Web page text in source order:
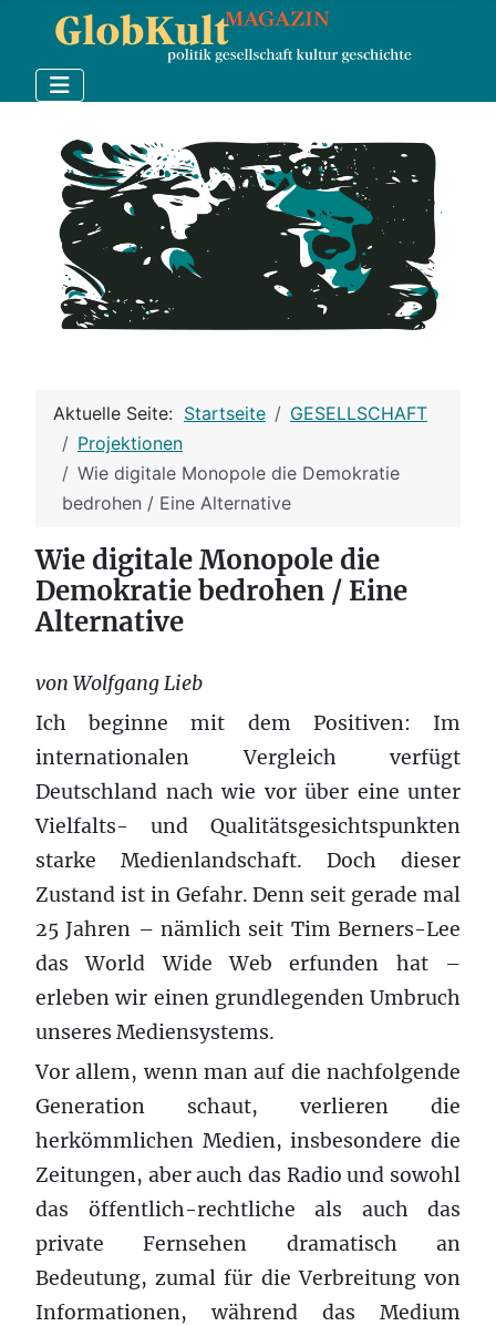
Aktuelle Seite: Startseite
GESELLSCHAFT
Projektionen
Wie digitale Monopole die Demokratie
bedrohen / Eine Alternative
Wie digitale Monopole die
Demokratie bedrohen / Eine
Alternative
von Wolfgang Lieb
Ich beginne mit dem Positiven: Im
internationalen Vergleich verfügt
Deutschland nach wie vor über eine unter
Vielfalts- und Qualitätsgesichtspunkten
starke Medienlandschaft. Doch dieser
Zustand ist in Gefahr. Denn seit gerade mal
25 Jahren – nämlich seit Tim Berners-Lee
das World Wide Web erfunden hat –
erleben wir einen grundlegenden Umbruch
unseres Mediensystems.
Vor allem, wenn man auf die nachfolgende
Generation schaut, verlieren die
herkömmlichen Medien, insbesondere die
Zeitungen, aber auch das Radio und sowohl
das öffentlich-rechtliche als auch das
private Fernsehen dramatisch an
Bedeutung, zumal für die Verbreitung von
Informationen, während das Medium